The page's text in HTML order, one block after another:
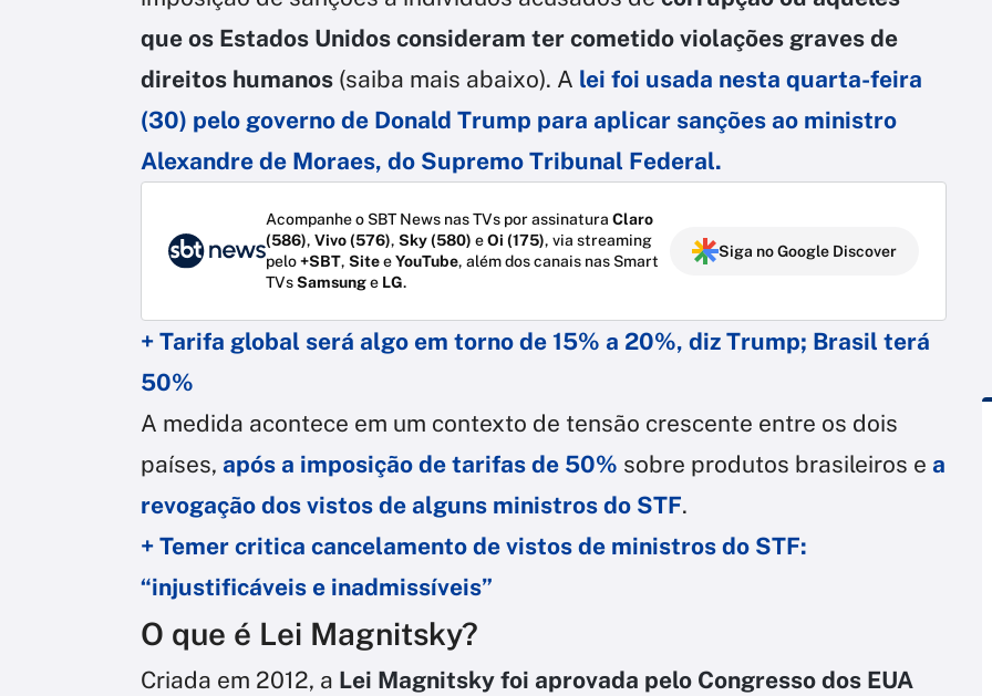
que os Estados Unidos consideram ter cometido violações graves de
direitos humanos (saiba mais abaixo). A lei foi usada nesta quarta-feira
(30) pelo governo de Donald Trump para aplicar sanções ao ministro
Alexandre de Moraes, do Supremo Tribunal Federal.
Acompanhe o SBT News nas TVs por assinatura Claro
(586), Vivo (576), Sky (580) eOi (175), via streaming
pelo+SBT, SiteeYouTube, além dos canais nas Smart
TVsSamsunge LG.
Siga no Google Discover
+ Tarifa global será algo em torno de 15% a 20%, diz Trump; Brasil terá
50%
A medida acontece em um contexto de tensão crescente entre os dois
países, após a imposição de tarifas de 50% sobre produtos brasileiros e a
revogação dos vistos de alguns ministros do STF.
+ Temer critica cancelamento de vistos de ministros do STF:
“injustificáveis e inadmissíveis”
O que é Lei Magnitsky?
Criada em 2012, a Lei Magnitsky foi aprovada pelo Congresso dos EUA